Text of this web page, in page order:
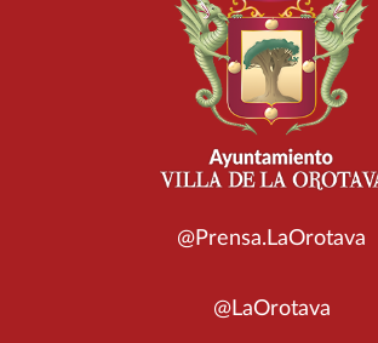
@Prensa.LaOrotava
@LaOrotava